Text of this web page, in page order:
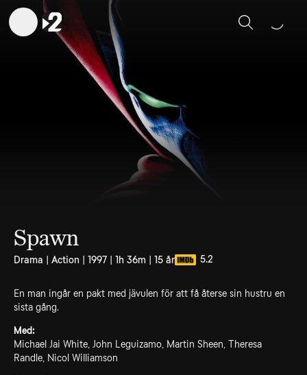
Sök
Spawn
Drama | Action | 1997 | 1h 36m | 15 år 5.2
En man ingår en pakt med jävulen för att få återse sin hustru en
sista gång.
Med:
Michael Jai White, John Leguizamo, Martin Sheen, Theresa
Randle, Nicol Williamson